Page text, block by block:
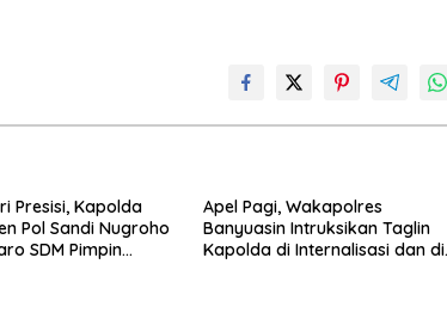
Presisi, Kapolda
Pol Sandi Nugroho
SDM Pimpin
Apel Pagi, Wakapolres
Banyuasin Intruksikan Taglin
Kapolda di Internalisasi dan di